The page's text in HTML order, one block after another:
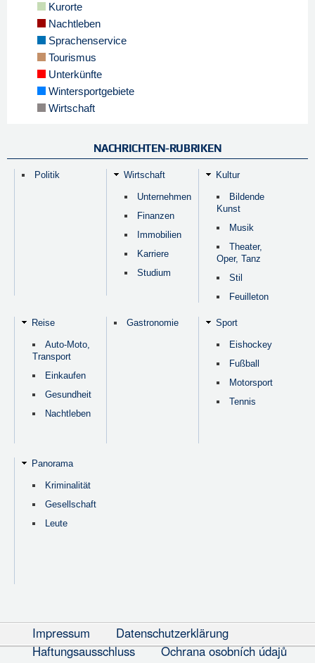
Kurorte
Nachtleben
Sprachenservice
Tourismus
Unterkünfte
Wintersportgebiete
Wirtschaft
NACHRICHTEN-RUBRIKEN
Politik Wirtschaft
Unternehmen
Finanzen
Immobilien
Karriere
Studium
Kultur
Bildende
Kunst
Musik
Theater,
Oper, Tanz
Stil
Feuilleton
Reise
Auto-Moto,
Transport
Einkaufen
Gesundheit
Nachtleben
Gastronomie Sport
Eishockey
Fußball
Motorsport
Tennis
Panorama
Kriminalität
Gesellschaft
Leute
Impressum
Datenschutzerklärung
Haftungsausschluss
Ochrana osobních údajů